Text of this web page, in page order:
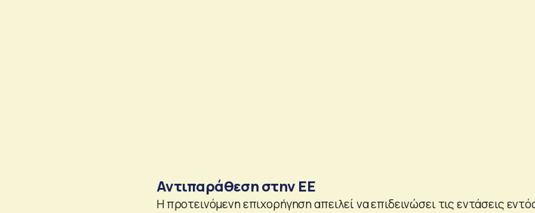
Αντιπαράθεση στην ΕΕ
Η προτεινόμενη επιχορήγηση απειλεί να επιδεινώσει τις εντάσεις